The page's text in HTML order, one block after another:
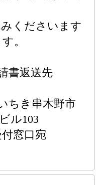
くださいます
。
書返送先
ちき串木野市
ル103
窓口宛